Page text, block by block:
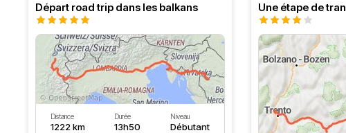
Départ road trip dans les balkans
Distance
1222 km
Durée
13h50
Niveau
Débutant